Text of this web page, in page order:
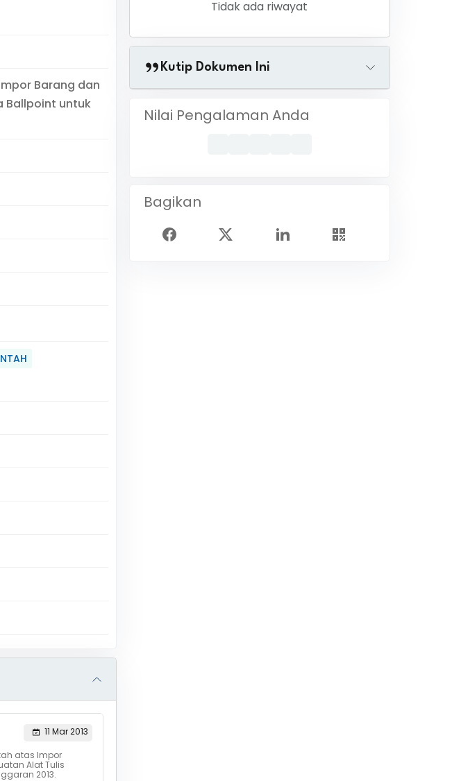
Barang dan
Ballpoint untuk
11 Mar 2013
atas Impor
Alat Tulis
2013.
Tidak ada riwayat
Kutip Dokumen Ini
Nilai Pengalaman Anda
Bagikan